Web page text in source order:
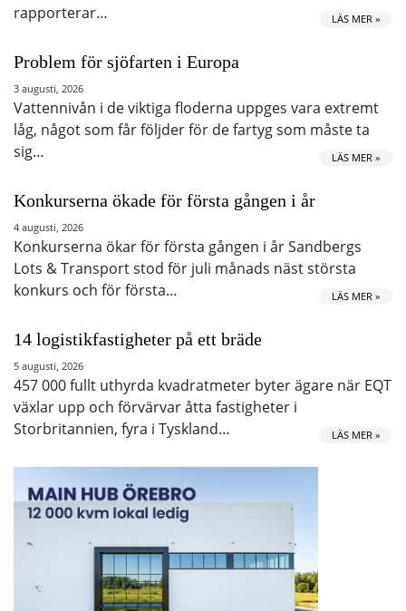
rapporterar…
LÄS MER »
Problem för sjöfarten i Europa
3 augusti, 2026
Vattennivån i de viktiga floderna uppges vara extremt
låg, något som får följder för de fartyg som måste ta
sig…
LÄS MER »
Konkurserna ökade för första gången i år
4 augusti, 2026
Konkurserna ökar för första gången i år Sandbergs
Lots & Transport stod för juli månads näst största
konkurs och för första…
LÄS MER »
14 logistikfastigheter på ett bräde
5 augusti, 2026
457 000 fullt uthyrda kvadratmeter byter ägare när EQT
växlar upp och förvärvar åtta fastigheter i
Storbritannien, fyra i Tyskland…
LÄS MER »